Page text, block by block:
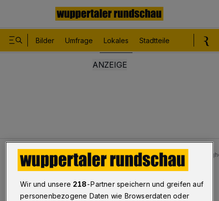
Bilder Umfrage Lokales Stadtteile
Lokales Bilder: Schwerer Unfall am L74-Parkplatz
Bilderstrecke
Unfall am L74-Parkplatz Burgholz
Wir und unsere 218-Partner speichern und greifen auf
personenbezogene Daten wie Browserdaten oder